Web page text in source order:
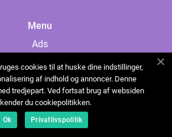
Menu
Ads
Cookies
Contact
Sitemap
cookies til at huske dine indstillinger,
af indhold og annoncer. Denne
tredjepart. Ved fortsat brug af websiden
du cookiepolitikken.
Ok Privatlivspolitik